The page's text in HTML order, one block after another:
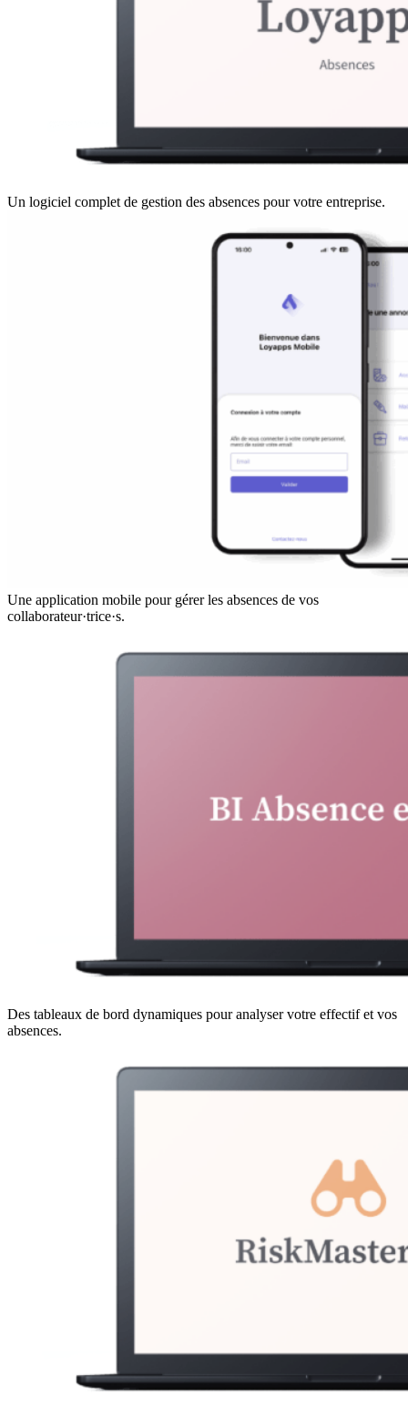
Un logiciel complet de gestion des absences pour votre entreprise.
Une application mobile pour gérer les absences de vos
collaborateur·trice·s.
Des tableaux de bord dynamiques pour analyser votre effectif et vos
absences.